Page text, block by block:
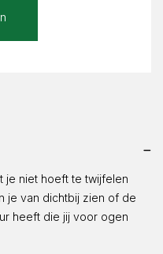
je niet hoeft te twijfelen
je van dichtbij zien of de
heeft die jij voor ogen